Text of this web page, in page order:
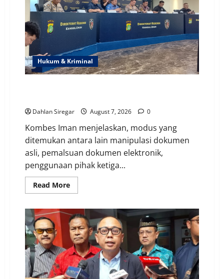
Hukum & Kriminal
Dahlan Siregar August 7, 2026 0
Kombes Iman menjelaskan, modus yang
ditemukan antara lain manipulasi dokumen
asli, pemalsuan dokumen elektronik,
penggunaan pihak ketiga...
Read MoreRead
more
Metro
Garap
Konten
Provokatif
&
Hoaks,
Jaga
Jakarta
Kondusif